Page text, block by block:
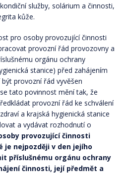
služby, solárium a činnosti,
kůže.
pro osoby provozující činnosti
provozní řád provozovny a
orgánu ochrany
stanice) před zahájením
provozní řád vyvěšen
tato povinnost mění tak, že
provozní řád ke schválení
a krajská hygienická stanice
a vydávat rozhodnutí o
provozující činnosti
je nejpozději v den jejího
příslušnému orgánu ochrany
činnosti, její předmět a